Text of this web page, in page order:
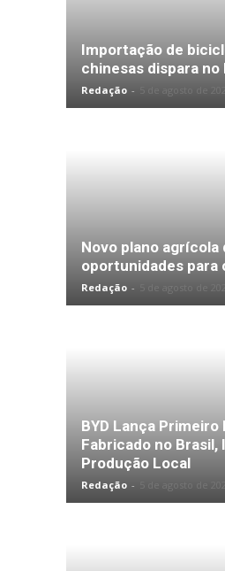
Importação de
chinesas dispara no
Redação -
Novo plano agrícola
oportunidades para
Redação -
BYD Lança Primeiro
Fabricado no Brasil,
Produção Local
Redação -